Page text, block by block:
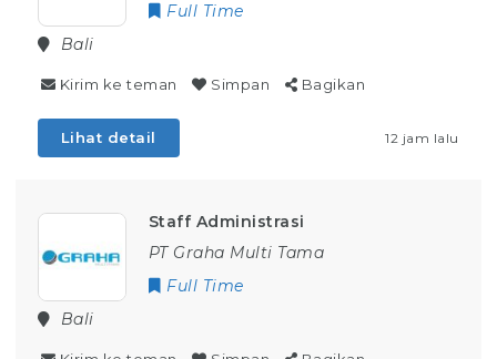
Full Time
Bali
Kirim ke teman Simpan Bagikan
Lihat detail 12 jam lalu
Staff Administrasi
PT Graha Multi Tama
Full Time
Bali